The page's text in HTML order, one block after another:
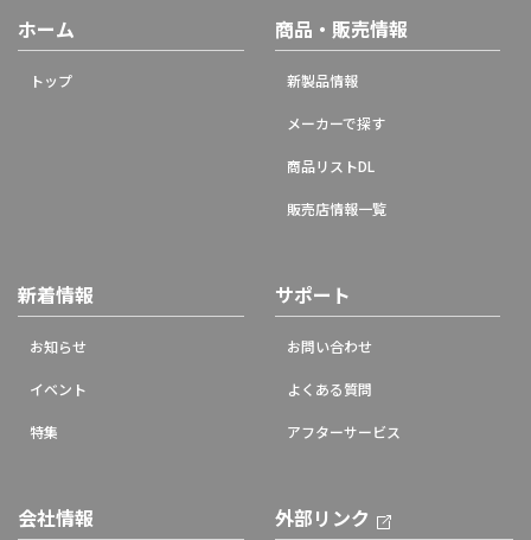
ホーム
トップ
商品・販売情報
新製品情報
メーカーで探す
商品リストDL
販売店情報一覧
新着情報
お知らせ
イベント
特集
サポート
お問い合わせ
よくある質問
アフターサービス
会社情報 外部リンク